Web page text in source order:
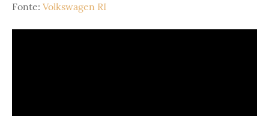
Fonte: Volkswagen RI